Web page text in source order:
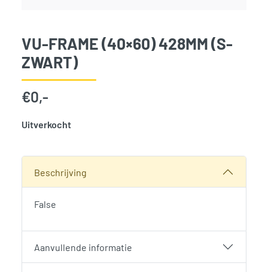
VU-FRAME (40×60) 428MM (S-
ZWART)
€0,-
Uitverkocht
Beschrijving
False
Aanvullende informatie